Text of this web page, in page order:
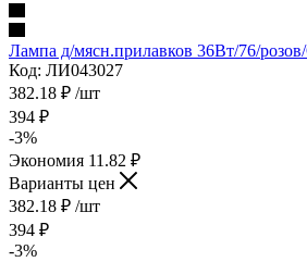
Лампа д/мясн.прилавков 36Вт/76/
Код: ЛИ043027
382.18 ₽ /шт
394 ₽
-3%
Экономия 11.82 ₽
Варианты цен
382.18 ₽ /шт
394 ₽
-3%